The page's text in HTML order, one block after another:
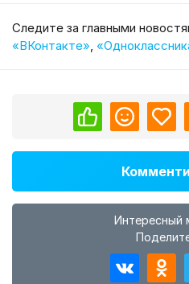
Cледите за главными
«ВКонтакте»
Интересный